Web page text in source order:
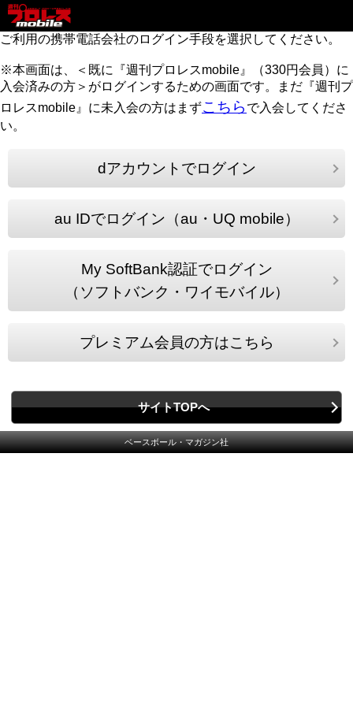
ご利用の携帯電話会社のログイン手段を選択してください。
※本画面は、＜既に『週刊プロレスmobile』（330円会員）に
入会済みの方＞がログインするための画面です。まだ『週刊プ
ロレスmobile』に未入会の方はまずこちら で入会してくださ
い。
dアカウントでログイン
au IDでログイン（au・UQ mobile）
My SoftBank認証でログイン
（ソフトバンク・ワイモバイル）
プレミアム会員の方はこちら
サイトTOPへ
ベースボール・マガジン社